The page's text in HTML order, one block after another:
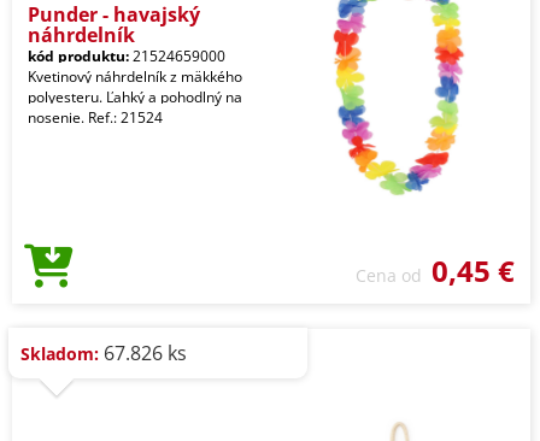
Punder - havajský
náhrdelník
kód produktu:21524659000
Kvetinový náhrdelník z mäkkého
polyesteru. Ľahký a pohodlný na
nosenie. Ref.: 21524
Cena od 0,45 €
Skladom: 67.826 ks